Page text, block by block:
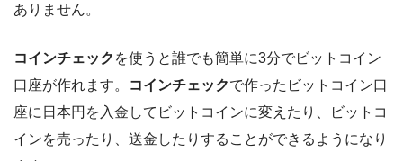
ありません。
コインチェック を使うと誰でも簡単に3分でビットコイン
口座が作れます。
コインチェックで作ったビットコイン口
座に日本円を入金してビットコインに変えたり、ビットコ
インを売ったり、送金したりすることができるようになり